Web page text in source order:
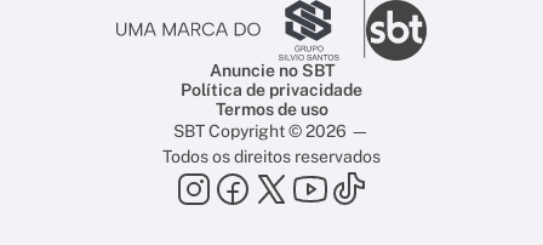
Anuncie no SBT
Política de privacidade
Termos de uso
SBT Copyright © 2026 —
Todos os direitos reservados